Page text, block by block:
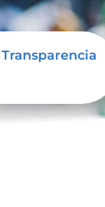
Transparencia